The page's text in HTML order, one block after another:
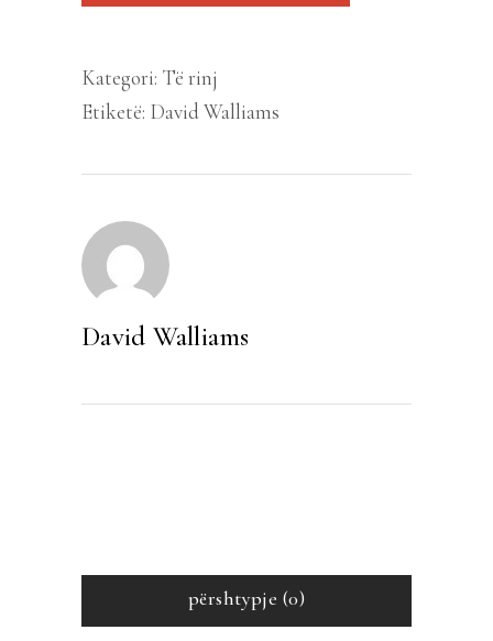
2
quantity
Kategori: Të rinj
Etiketë: David Walliams
David Walliams
përshtypje (0)